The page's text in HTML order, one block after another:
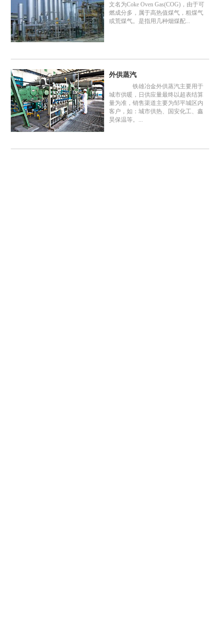
文名为Coke Oven Gas(COG)，由于可
燃成分多，属于高热值煤气，粗煤气
或荒煤气。是指用几种烟煤配...
外供蒸汽
铁雄冶金外供蒸汽主要用于
城市供暖，日供应量最终以超表结算
量为准，销售渠道主要为邹平城区内
客户，如：城市供热、国安化工、鑫
昊保温等。...